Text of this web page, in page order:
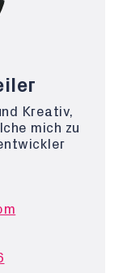
Kreativ,
mich zu